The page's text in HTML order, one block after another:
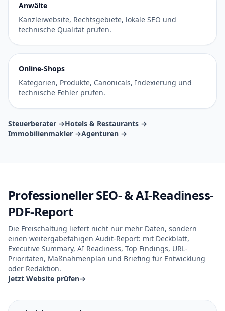
Anwälte
Kanzleiwebsite, Rechtsgebiete, lokale SEO und
technische Qualität prüfen.
Online-Shops
Kategorien, Produkte, Canonicals, Indexierung und
technische Fehler prüfen.
Steuerberater →Hotels & Restaurants →
Immobilienmakler →Agenturen →
Professioneller SEO- & AI-Readiness-
PDF-Report
Die Freischaltung liefert nicht nur mehr Daten, sondern
einen weitergabefähigen Audit-Report: mit Deckblatt,
Executive Summary, AI Readiness, Top Findings, URL-
Prioritäten, Maßnahmenplan und Briefing für Entwicklung
oder Redaktion.
Jetzt Website prüfen→